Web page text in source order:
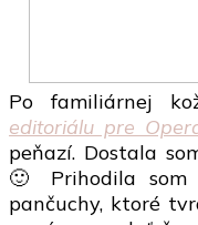
Po familiárnej
editoriálu pre
peňazí. Dostala
🙂 Prihodila som
pančuchy, ktoré